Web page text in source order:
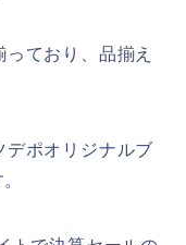
ており、品揃え
デポオリジナルブ